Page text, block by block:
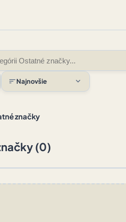
sortNajnovšie expand_more
značky
(0)